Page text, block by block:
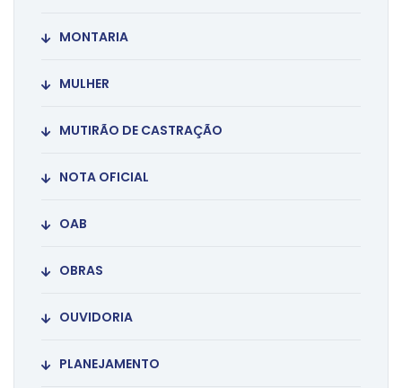
MONTARIA
MULHER
MUTIRÃO DE CASTRAÇÃO
NOTA OFICIAL
OAB
OBRAS
OUVIDORIA
PLANEJAMENTO